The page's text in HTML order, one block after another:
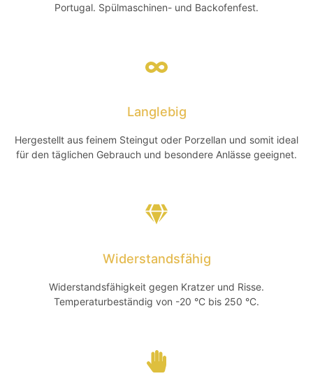
Portugal. Spülmaschinen- und Backofenfest.
Langlebig
Hergestellt aus feinem Steingut oder Porzellan und somit ideal
für den täglichen Gebrauch und besondere Anlässe geeignet.
Widerstandsfähig
Widerstandsfähigkeit gegen Kratzer und Risse.
Temperaturbeständig von -20 °C bis 250 °C.